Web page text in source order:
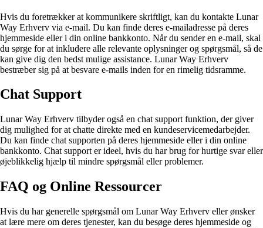
Hvis du foretrækker at kommunikere skriftligt, kan du kontakte Lunar
Way Erhverv via e-mail. Du kan finde deres e-mailadresse på deres
hjemmeside eller i din online bankkonto. Når du sender en e-mail, skal
du sørge for at inkludere alle relevante oplysninger og spørgsmål, så de
kan give dig den bedst mulige assistance. Lunar Way Erhverv
bestræber sig på at besvare e-mails inden for en rimelig tidsramme.
Chat Support
Lunar Way Erhverv tilbyder også en chat support funktion, der giver
dig mulighed for at chatte direkte med en kundeservicemedarbejder.
Du kan finde chat supporten på deres hjemmeside eller i din online
bankkonto. Chat support er ideel, hvis du har brug for hurtige svar eller
øjeblikkelig hjælp til mindre spørgsmål eller problemer.
FAQ og Online Ressourcer
Hvis du har generelle spørgsmål om Lunar Way Erhverv eller ønsker
at lære mere om deres tjenester, kan du besøge deres hjemmeside og